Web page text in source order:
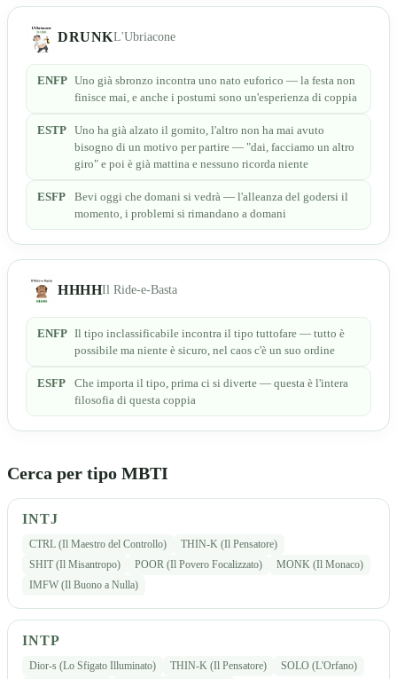
DRUNKL'Ubriacone
ENFP Uno già sbronzo incontra uno nato euforico — la festa non
finisce mai, e anche i postumi sono un'esperienza di coppia
ESTP Uno ha già alzato il gomito, l'altro non ha mai avuto
bisogno di un motivo per partire — "dai, facciamo un altro
giro" e poi è già mattina e nessuno ricorda niente
ESFP
Bevi oggi che domani si vedrà — l'alleanza del godersi il
momento, i problemi si rimandano a domani
HHHHIl Ride-e-Basta
ENFP Il tipo inclassificabile incontra il tipo tuttofare — tutto è
possibile ma niente è sicuro, nel caos c'è un suo ordine
ESFP
Che importa il tipo, prima ci si diverte — questa è l'intera
filosofia di questa coppia
Cerca per tipo MBTI
INTJ
CTRL (Il Maestro del Controllo)
THIN-K (Il Pensatore)
SHIT (Il Misantropo)
POOR (Il Povero Focalizzato)
MONK (Il Monaco)
IMFW (Il Buono a Nulla)
INTP
Dior-s (Lo Sfigato Illuminato) THIN-K (Il Pensatore) SOLO (L'Orfano)